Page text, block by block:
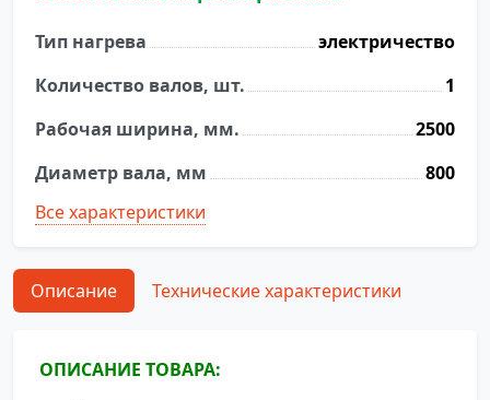
Тип нагрева
электричество
Количество валов, шт.
1
Рабочая ширина, мм.
2500
Диаметр вала, мм
800
Все характеристики
Описание Технические характеристики
ОПИСАНИЕ ТОВАРА: